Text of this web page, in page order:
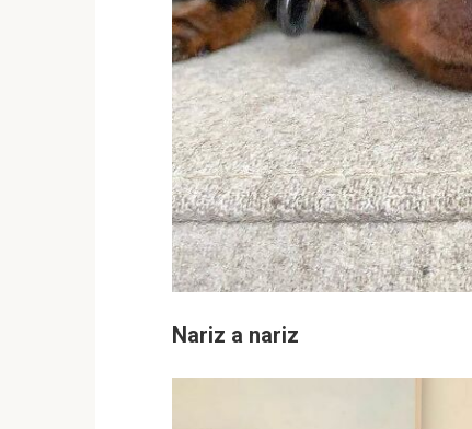
Nariz a nariz